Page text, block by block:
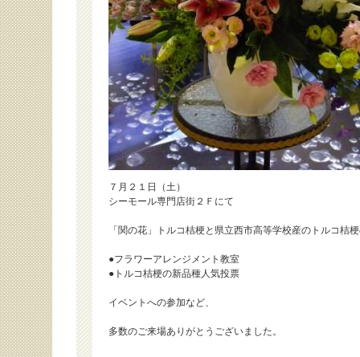
７月２１日（土）
シーモール専門店街２Ｆにて
「関の花」トルコ桔梗と県立西市高等学校産のトルコ桔
●フラワーアレンジメント教室
●トルコ桔梗の新品種人気投票
イベントへの参加など、
多数のご来場ありがとうございました。